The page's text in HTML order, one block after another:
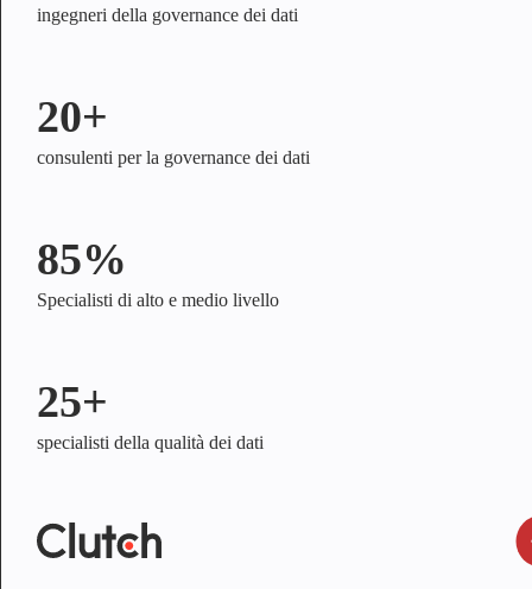
ingegneri della governance dei dati
20+
consulenti per la governance dei dati
85%
Specialisti di alto e medio livello
25+
specialisti della qualità dei dati